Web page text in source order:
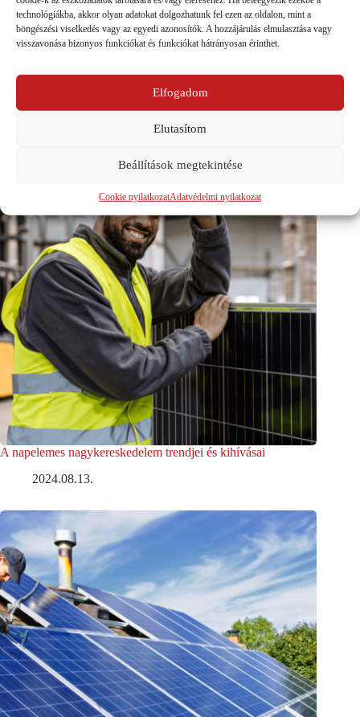
technológiákba, akkor olyan adatokat dolgozhatunk fel ezen az oldalon, mint a
böngészési viselkedés vagy az egyedi azonosítók. A hozzájárulás elmulasztása vagy
visszavonása bizonyos funkciókat és funkciókat hátrányosan érinthet.
Elfogadom
Elutasítom
Beállítások megtekintése
Cookie nyilatkozatAdatvédelmi nyilatkozat
Ezek is érdekelhetnek...
A napelemes nagykereskedelem trendjei és kihívásai
2024.08.13.